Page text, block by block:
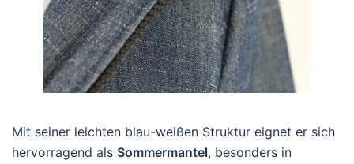
Mit seiner leichten blau-weißen Struktur eignet er sich
hervorragend als Sommermantel, besonders in